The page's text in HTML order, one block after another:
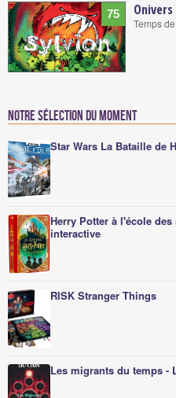
75
Temps
Notre sélection du moment
Star Wars La Bataille de
Herry Potter à l'école
interactive
RISK Stranger Things
Les migrants du temps -